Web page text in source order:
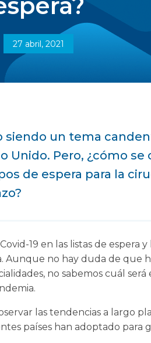
27 abril, 2021
siendo un tema
Unido. Pero, ¿cómo se
de espera para la
19 en las listas de espera
Aunque no hay duda de que
no sabemos cuál
las tendencias a largo
países han adoptado para